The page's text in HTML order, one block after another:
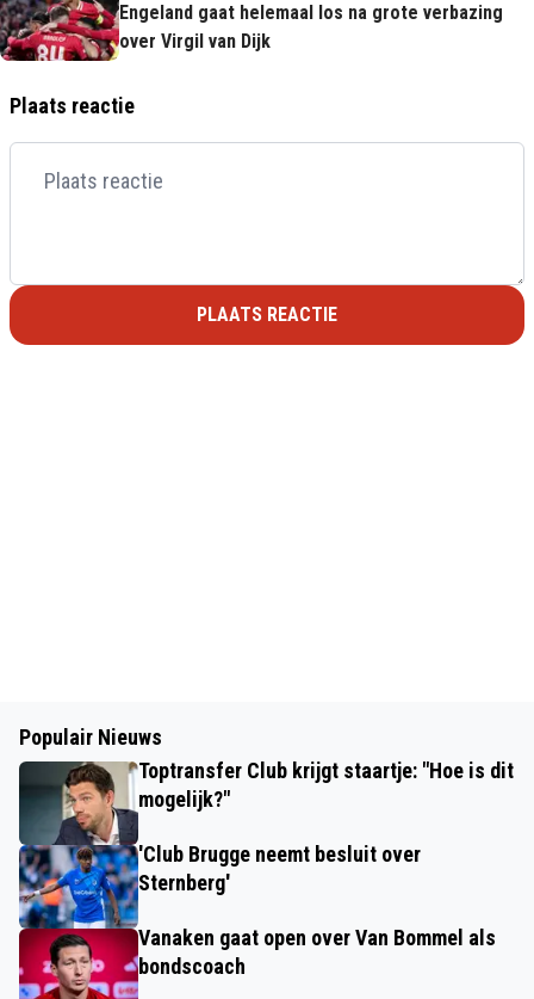
Engeland gaat helemaal los na grote verbazing
over Virgil van Dijk
Plaats reactie
PLAATS REACTIE
Populair Nieuws
Toptransfer Club krijgt staartje: "Hoe is dit
mogelijk?"
'Club Brugge neemt besluit over
Sternberg'
Vanaken gaat open over Van Bommel als
bondscoach